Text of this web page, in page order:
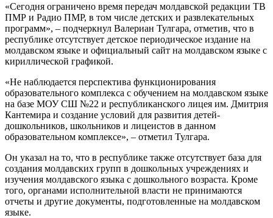
«Сегодня ограничено время передач молдавской редакции ТВ
ПМР и Радио ПМР, в том числе детских и развлекательных
программ», – подчеркнул Валериан Тулгара, отметив, что в
республике отсутствует детское периодическое издание на
молдавском языке и официальный сайт на молдавском языке с
кириллической графикой.
«Не наблюдается перспектива функционирования
образовательного комплекса с обучением на молдавском языке
на базе МОУ СШ №22 и республиканского лицея им. Дмитрия
Кантемира и создание условий для развития детей-
дошкольников, школьников и лицеистов в данном
образовательном комплексе», – отметил Тулгара.
Он указал на то, что в республике также отсутствует база для
создания молдавских групп в дошкольных учреждениях и
изучения молдавского языка с дошкольного возраста. Кроме
того, органами исполнительной власти не принимаются
отчеты и другие документы, подготовленные на молдавском
языке.